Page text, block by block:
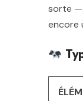
sorte —
encore